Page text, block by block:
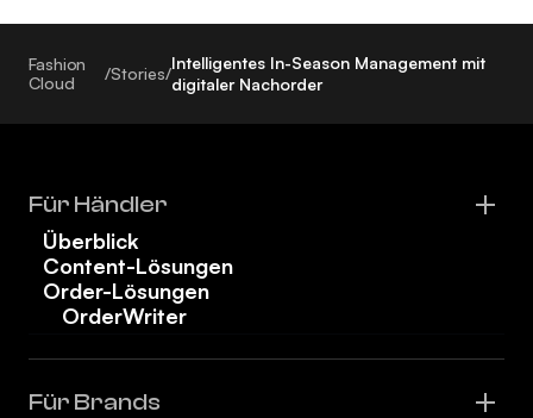
Fashion
Cloud
/Stories/
Intelligentes In-Season Management mit
digitaler Nachorder
Für Händler
Überblick
Content-Lösungen
Order-Lösungen
OrderWriter
Für Brands